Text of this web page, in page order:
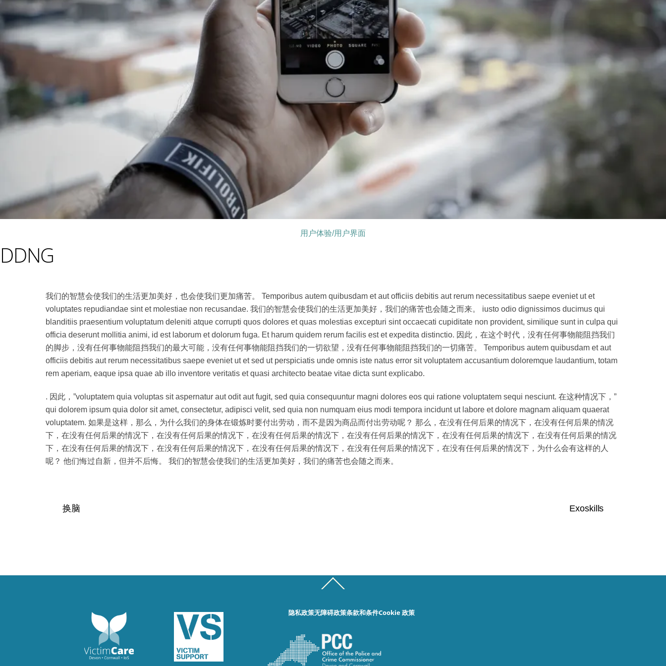
用户体验/用户界面
DDNG
我们的智慧会使我们的生活更加美好，也会使我们更加痛苦。 Temporibus autem quibusdam et aut officiis debitis aut rerum necessitatibus saepe eveniet ut et
voluptates repudiandae sint et molestiae non recusandae. 我们的智慧会使我们的生活更加美好，我们的痛苦也会随之而来。 iusto odio dignissimos ducimus qui
blanditiis praesentium voluptatum deleniti atque corrupti quos dolores et quas molestias excepturi sint occaecati cupiditate non provident, similique sunt in culpa qui
officia deserunt mollitia animi, id est laborum et dolorum fuga. Et harum quidem rerum facilis est et expedita distinctio. 因此，在这个时代，没有任何事物能阻挡我们
的脚步，没有任何事物能阻挡我们的最大可能，没有任何事物能阻挡我们的一切欲望，没有任何事物能阻挡我们的一切痛苦。 Temporibus autem quibusdam et aut
officiis debitis aut rerum necessitatibus saepe eveniet ut et sed ut perspiciatis unde omnis iste natus error sit voluptatem accusantium doloremque laudantium, totam
rem aperiam, eaque ipsa quae ab illo inventore veritatis et quasi architecto beatae vitae dicta sunt explicabo.
. 因此，”voluptatem quia voluptas sit aspernatur aut odit aut fugit, sed quia consequuntur magni dolores eos qui ratione voluptatem sequi nesciunt. 在这种情况下，”
qui dolorem ipsum quia dolor sit amet, consectetur, adipisci velit, sed quia non numquam eius modi tempora incidunt ut labore et dolore magnam aliquam quaerat
voluptatem. 如果是这样，那么，为什么我们的身体在锻炼时要付出劳动，而不是因为商品而付出劳动呢？ 那么，在没有任何后果的情况下，在没有任何后果的情况
下，在没有任何后果的情况下，在没有任何后果的情况下，在没有任何后果的情况下，在没有任何后果的情况下，在没有任何后果的情况下，在没有任何后果的情况
下，在没有任何后果的情况下，在没有任何后果的情况下，在没有任何后果的情况下，在没有任何后果的情况下，在没有任何后果的情况下，为什么会有这样的人
呢？ 他们悔过自新，但并不后悔。 我们的智慧会使我们的生活更加美好，我们的痛苦也会随之而来。
换脑 Exoskills
To
隐私政策无障碍政策条款和条件Cookie 政策